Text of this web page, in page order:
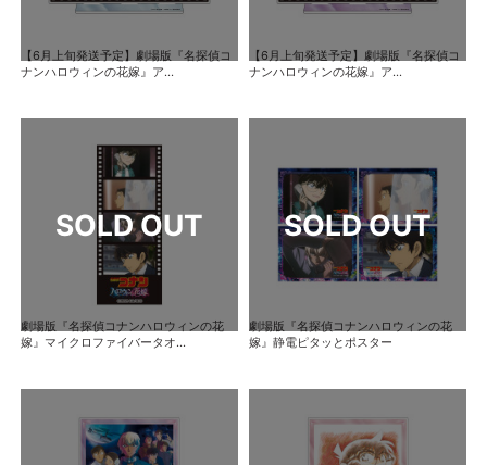
【6月上旬発送予定】劇場版『名探偵コ
ナンハロウィンの花嫁』ア...
【6月上旬発送予定】劇場版『名探偵コ
ナンハロウィンの花嫁』ア...
劇場版『名探偵コナンハロウィンの花
嫁』マイクロファイバータオ...
劇場版『名探偵コナンハロウィンの花
嫁』静電ピタッとポスター